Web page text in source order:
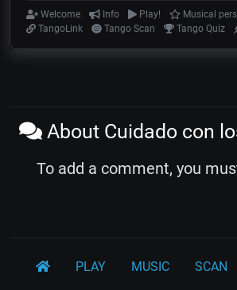
Welcome Info Play!
Musical
TangoLink
Tango Scan Tango Quiz
About Cuidado con
To add a comment, you
PLAY MUSIC SCAN